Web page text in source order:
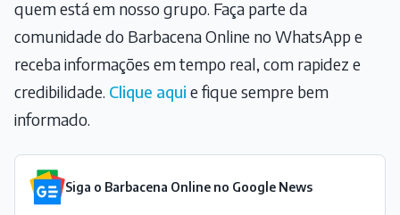
quem está em nosso grupo. Faça parte da
comunidade do Barbacena Online no WhatsApp e
receba informações em tempo real, com rapidez e
credibilidade. Clique aqui e fique sempre bem
informado.
Siga o Barbacena Online no Google News